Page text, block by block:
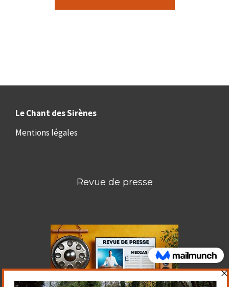
Le Chant des Sirènes
Mentions légales
Revue de presse